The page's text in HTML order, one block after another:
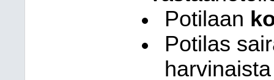
Potilaan
Potilas